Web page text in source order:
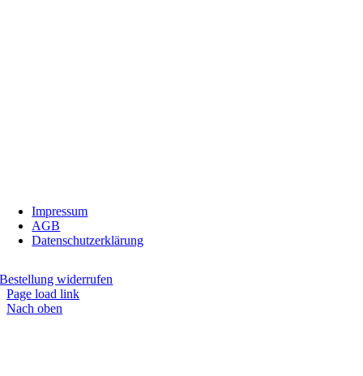
Impressum
AGB
Datenschutzerklärung
Bestellung widerrufen
Page load link
Nach oben